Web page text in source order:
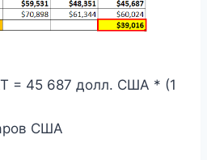
= 45 687 долл. США * (1
США